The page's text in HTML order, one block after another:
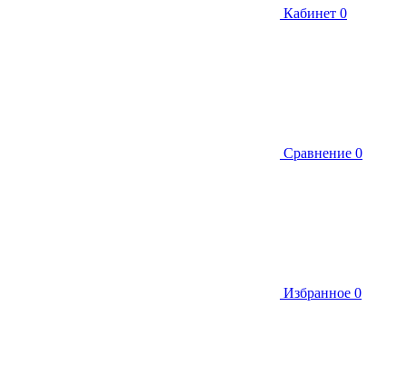
Кабинет 0
Сравнение 0
Избранное 0